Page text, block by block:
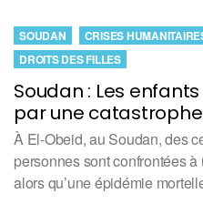
Soudan : Les
par une
SOUDAN CRISES
DROITS DES FILLES
À El-Obeid, au Soudan, des
personnes sont confrontées
alors qu’une épidémie